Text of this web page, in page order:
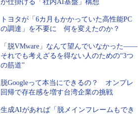
が仕掛ける「社内AI基盤」構想
トヨタが「6カ月もかかっていた高性能PC
の調達」を不要に 何を変えたのか？
「脱VMware」なんて望んでいなかった――
それでも考えざるを得ない人のための“3つ
の筋道”
脱Googleって本当にできるの？ オンプレ
回帰で存在感を増す台湾企業の挑戦
生成AIがあれば「脱メインフレームもでき